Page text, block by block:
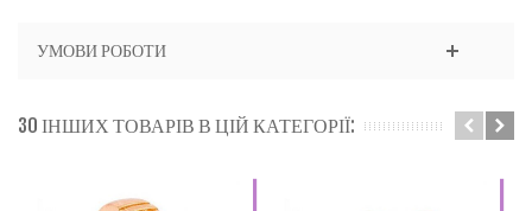
УМОВИ РОБОТИ
30 ІНШИХ ТОВАРІВ В ЦІЙ КАТЕГОРІЇ: